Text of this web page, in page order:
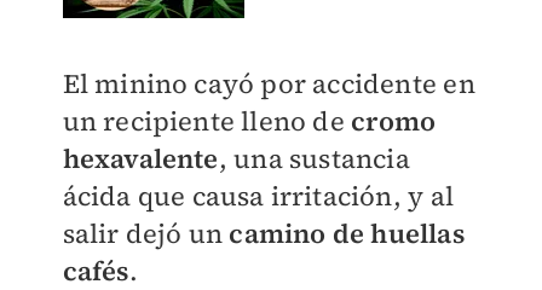
El minino cayó por accidente en
un recipiente lleno de cromo
hexavalente, una sustancia
ácida que causa irritación, y al
salir dejó un camino de huellas
cafés.